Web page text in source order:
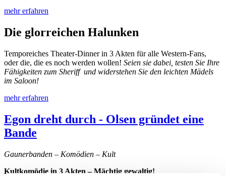
mehr erfahren
Die glorreichen Halunken
Temporeiches Theater-Dinner in 3 Akten für alle Western-Fans,
oder die, die es noch werden wollen! Seien sie dabei, testen Sie Ihre
Fähigkeiten zum Sheriff und widerstehen Sie den leichten Mädels
im Saloon!
mehr erfahren
Egon dreht durch - Olsen gründet eine
Bande
Gaunerbanden – Komödien – Kult
Kultkomödie in 3 Akten – Mächtig gewaltig!